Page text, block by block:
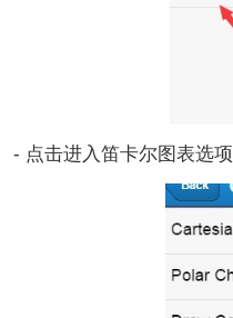
- 点击进入笛卡尔图表选项